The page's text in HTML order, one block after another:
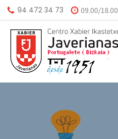
94 472 34 73 09.00/18.00